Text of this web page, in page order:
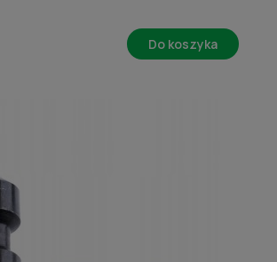
Do koszyka